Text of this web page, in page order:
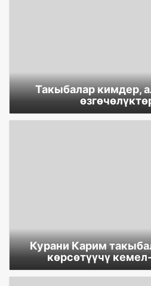
Такыбалар кимдер,
Курани Карим
көрсөтүүчү